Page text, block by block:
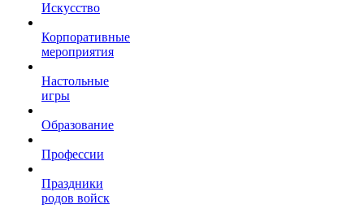
Искусство
Корпоративные
мероприятия
Настольные
игры
Образование
Профессии
Праздники
родов войск